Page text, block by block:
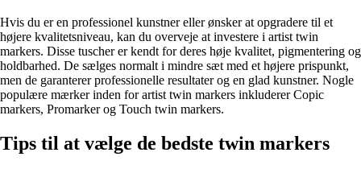
Hvis du er en professionel kunstner eller ønsker at opgradere til et
højere kvalitetsniveau, kan du overveje at investere i artist twin
markers. Disse tuscher er kendt for deres høje kvalitet, pigmentering og
holdbarhed. De sælges normalt i mindre sæt med et højere prispunkt,
men de garanterer professionelle resultater og en glad kunstner. Nogle
populære mærker inden for artist twin markers inkluderer Copic
markers, Promarker og Touch twin markers.
Tips til at vælge de bedste twin markers